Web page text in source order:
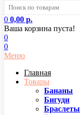
0 0,00 р.
Ваша корзина пуста!
0
0
Меню
Главная
Товары
Бананы
Бигуди
Браслеты